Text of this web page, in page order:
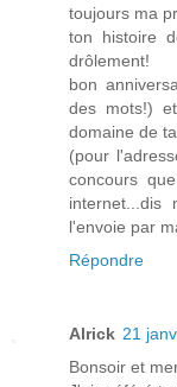
toujours ma
ton histoire
drôlement!
bon
des mots!)
domaine de
(pour
concours
l'envoie par
Répondre
Alrick 21
Bonsoir et